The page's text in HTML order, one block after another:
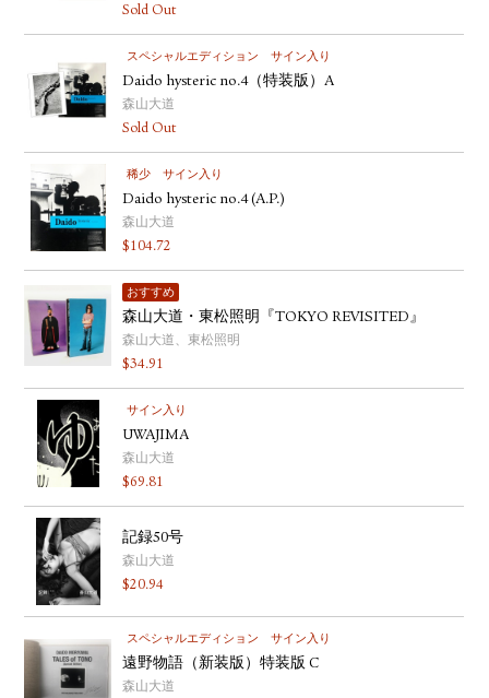
Sold Out
スペシャルエディション サイン入り
Daido hysteric no.4（特装版）A
森山大道
Sold Out
稀少 サイン入り
Daido hysteric no.4 (A.P.)
森山大道
$104.72
おすすめ
森山大道・東松照明『TOKYO REVISITED』
森山大道、東松照明
$34.91
サイン入り
UWAJIMA
森山大道
$69.81
記録50号
森山大道
$20.94
スペシャルエディション サイン入り
遠野物語（新装版）特装版 C
森山大道